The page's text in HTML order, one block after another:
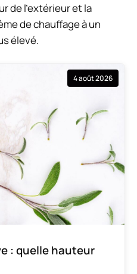
de l’extérieur et la
de chauffage à un
élevé.
4 août 2026
: quelle hauteur